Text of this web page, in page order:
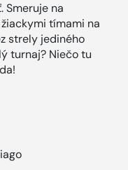
Smeruje na
tímami na
strely jediného
turnaj? Niečo tu